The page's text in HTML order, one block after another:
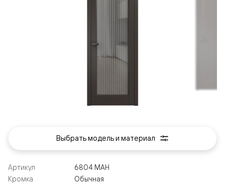
Артикул
6804 МАН
Кромка
Обычная
Выбрать модель и материал